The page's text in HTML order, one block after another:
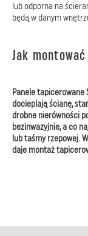
lub odporna na
będą w danym
Jak
Panele tapicerowane
docieplają ścianę,
drobne nierówności
bezinwazyjnie, a co
lub taśmy rzepowej.
daje montaż